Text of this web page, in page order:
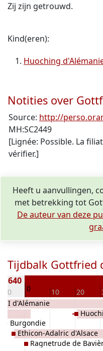
Zij zijn getrouwd.
Kind(eren):
Huoching
Notities over
Source: http://
MH:SC2449
[Lignée: Possible. La
vérifier.]
Heeft u aanvullingen,
met betrekking tot
De auteur van deze
Tijdbalk Gottfried
-10 0 10 20
640
II d'Alémanie
Burgondie
Ethicon-Adalric d'Alsace
Ragnetrude de